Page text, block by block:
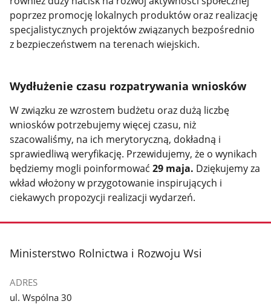
poprzez promocję lokalnych produktów oraz realizację
specjalistycznych projektów związanych bezpośrednio
z bezpieczeństwem na terenach wiejskich.
Wydłużenie czasu rozpatrywania wniosków
W związku ze wzrostem budżetu oraz dużą liczbę
wniosków potrzebujemy więcej czasu, niż
szacowaliśmy, na ich merytoryczną, dokładną i
sprawiedliwą weryfikację. Przewidujemy, że o wynikach
będziemy mogli poinformować29 maja. Dziękujemy za
wkład włożony w przygotowanie inspirujących i
ciekawych propozycji realizacji wydarzeń.
stopka
Ministerstwo Rolnictwa i Rozwoju Wsi
ADRES
ul. Wspólna 30